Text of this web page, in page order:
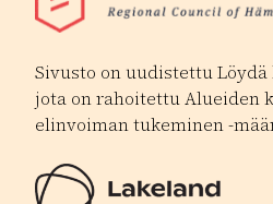
Sivusto on uudistettu Löydä
jota on rahoitettu Alueiden
elinvoiman tukeminen -